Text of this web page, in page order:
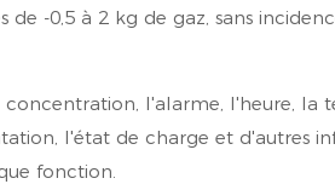
-0,5 à 2 kg de gaz, sans
l'alarme, l'heure, la
l'état de charge et d'autres
fonction.